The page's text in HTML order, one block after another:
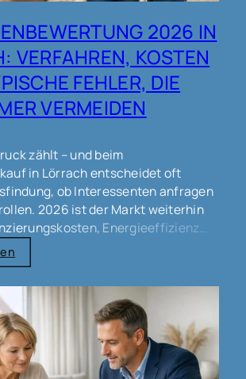
Büros:
t4boucNovAFFxJts6- in
goo.gl/maps/bvJ2UFTDeg8XKH4a6
#makler #immobilien
#verkauf #eigentümer
#grundstück #gewerbe
#wyhlen #grenzach
#steinen #freiburg
2026 IN
VERFAHREN, KOSTEN
FEHLER, DIE
VERMEIDEN
zählt – und beim
in Lörrach entscheidet oft
ob Interessenten anfragen
2026 ist der Markt weiterhin
Energieeffizienz
geprägt. Eine saubere
schafft Orientierung, schützt
und kann den
spürbar beschleunigen – ohne